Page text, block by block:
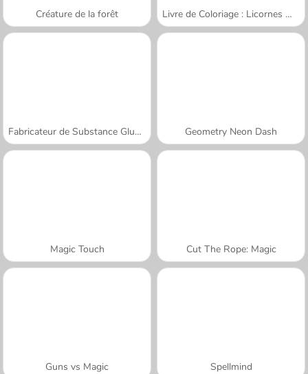
Créature de la forêt Livre de Coloriage : Licornes Mignonnes
Fabricateur de Substance Gluante Geometry Neon Dash
Magic Touch Cut The Rope: Magic
Guns vs Magic Spellmind